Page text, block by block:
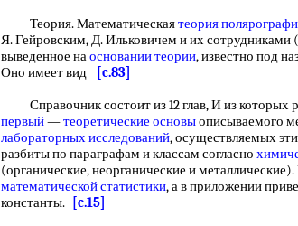
Теория. Математическаятеория
Я. Гейровским, Д. Ильковичем и их сотрудниками
выведенное наосновании теории, известно под
Оно имеет вид
[c.83]
Справочник состоит из 12 глав, И из которых
первый—теоретические основыописываемого
лабораторных исследований, осуществляемых
разбиты по параграфам и классам согласно
(органические, неорганические и металлические).
математической статистики, а в приложении
константы.
[c.15]